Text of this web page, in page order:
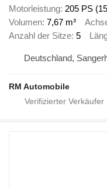
Motorleistung 205 PS
Volumen 7,67 m³
Anzahl der Sitze 5
Deutschland,
RM Automobile